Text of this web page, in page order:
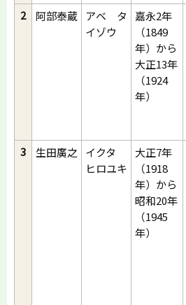
2
阿部泰蔵
アベ タ
イゾウ
嘉永2年
（1849
年）から
大正13年
（1924
年）
3
生田廣之
イクタ
ヒロユキ
大正7年
（1918
年）から
昭和20年
（1945
年）